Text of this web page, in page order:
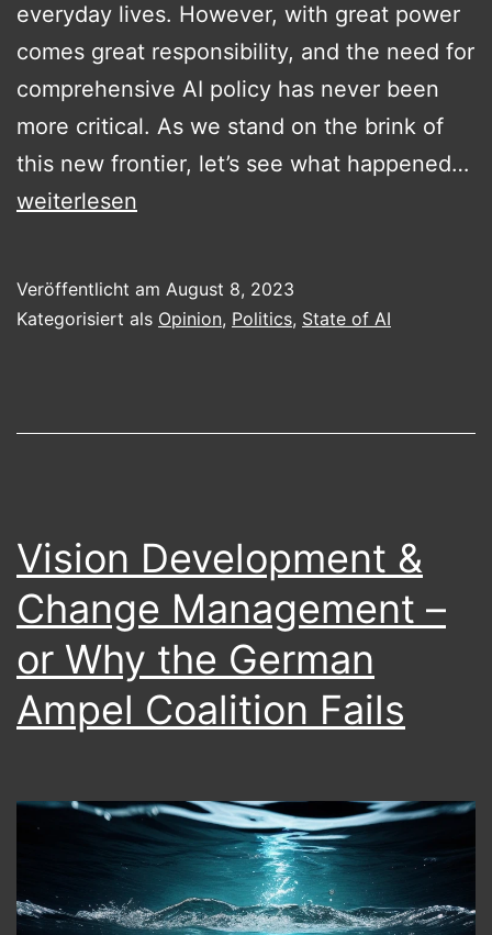
everyday lives. However, with great power
comes great responsibility, and the need for
comprehensive AI policy has never been
more critical. As we stand on the brink of
this new frontier, let’s see what happened…
weiterlesen
Veröffentlicht am August 8, 2023
Kategorisiert als Opinion, Politics, State of AI
Vision Development &
Change Management –
or Why the German
Ampel Coalition Fails